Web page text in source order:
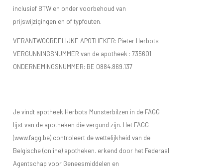
inclusief BTW en onder voorbehoud van
prijswijzigingen en of typfouten.
VERANTWOORDELIJKE APOTHEKER: Pieter Herbots
VERGUNNINGSNUMMER van de apotheek : 735601
ONDERNEMINGSNUMMER: BE 0884.869.137
Je vindt apotheek Herbots Munsterbilzen in de FAGG
lijst van de apotheken die vergund zijn. Het FAGG
(www.fagg.be) controleert de wettelijkheid van de
Belgische (online) apotheken. erkend door het Federaal
Agentschap voor Geneesmiddelen en